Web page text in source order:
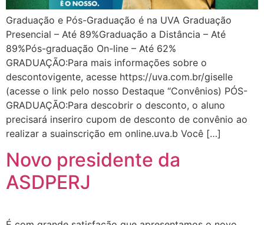
Graduação e Pós-Graduação é na UVA Graduação
Presencial – Até 89%Graduação a Distância – Até
89%Pós-graduação On-line – Até 62%
GRADUAÇÃO:Para mais informações sobre o
descontovigente, acesse https://uva.com.br/giselle
(acesse o link pelo nosso Destaque “Convênios) PÓS-
GRADUAÇÃO:Para descobrir o desconto, o aluno
precisará inseriro cupom de desconto de convênio ao
realizar a suainscrição em online.uva.b Você […]
Novo presidente da
ASDPERJ